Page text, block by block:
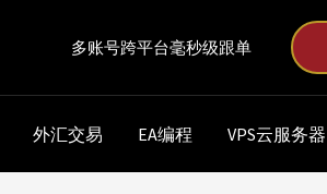
多账号跨平台毫秒级跟单
外汇交易 EA编程 VPS云服务器